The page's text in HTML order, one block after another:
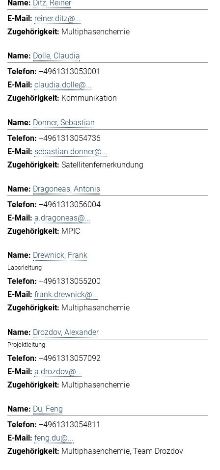
Ditz, Reiner
reiner.ditz@...
Multiphasenchemie
Dolle, Claudia
+4961313053001
claudia.dolle@...
Kommunikation
Donner, Sebastian
+4961313054736
sebastian.donner@...
Satellitenfernerkundung
Dragoneas, Antonis
+4961313056004
a.dragoneas@...
MPIC
Drewnick, Frank
Laborleitung
+4961313055200
frank.drewnick@...
Multiphasenchemie
Drozdov, Alexander
Projektleitung
+4961313057092
a.drozdov@...
Multiphasenchemie
Du, Feng
+4961313054811
feng.du@...
Multiphasenchemie Team Drozdov